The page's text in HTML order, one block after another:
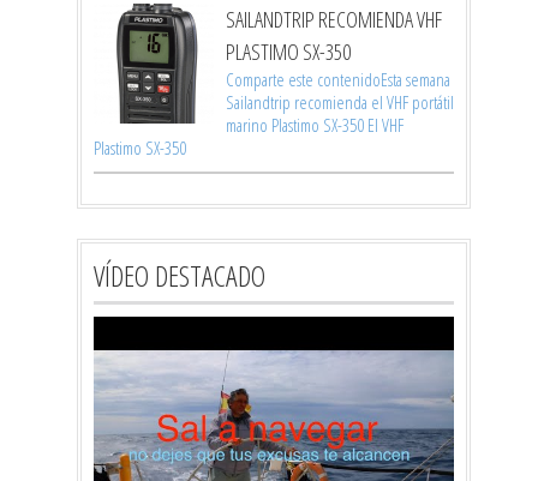
SAILANDTRIP RECOMIENDA VHF
PLASTIMO SX-350
Comparte este contenidoEsta semana
Sailandtrip recomienda el VHF portátil
marino Plastimo SX-350 El VHF
Plastimo SX-350
VÍDEO DESTACADO